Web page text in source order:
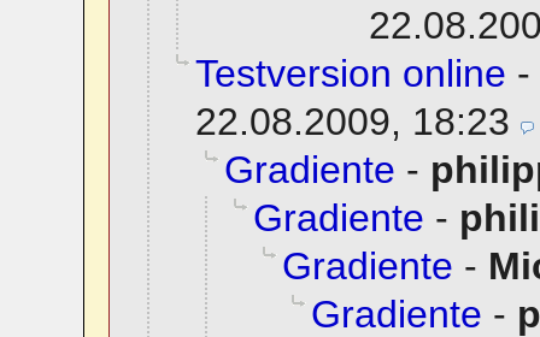
Testversion online -
22.08.2009, 18:23
Gradiente -
Gradiente -
Gradiente -
Gradiente -